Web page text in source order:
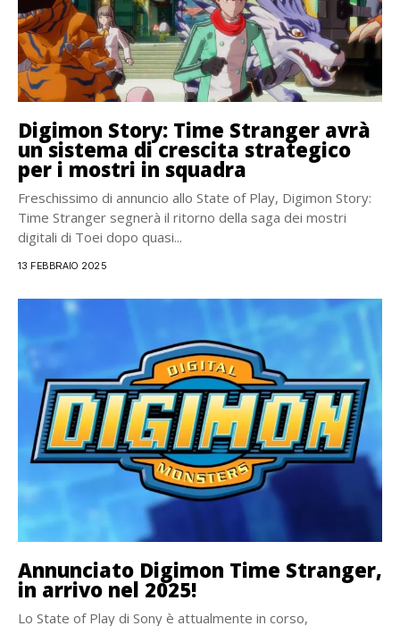
Digimon Story: Time Stranger avrà
un sistema di crescita strategico
per i mostri in squadra
Freschissimo di annuncio allo State of Play, Digimon Story:
Time Stranger segnerà il ritorno della saga dei mostri
digitali di Toei dopo quasi...
13 FEBBRAIO 2025
Annunciato Digimon Time Stranger,
in arrivo nel 2025!
Lo State of Play di Sony è attualmente in corso,